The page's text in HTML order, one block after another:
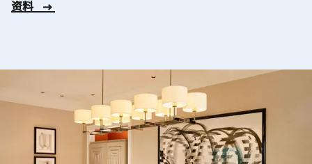
资料